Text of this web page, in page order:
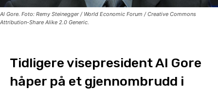
Al Gore. Foto: Remy Steinegger / World Economic Forum / Creative Commons
Attribution-Share Alike 2.0 Generic.
Tidligere visepresident Al Gore
håper på et gjennombrudd i